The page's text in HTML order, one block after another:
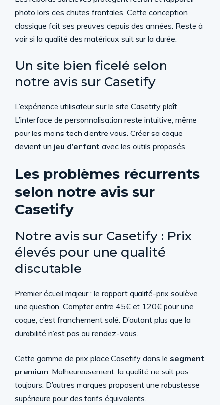
photo lors des chutes frontales. Cette conception
classique fait ses preuves depuis des années. Reste à
voir si la qualité des matériaux suit sur la durée.
Un site bien ficelé selon
notre avis sur Casetify
L’expérience utilisateur sur le site Casetify plaît.
L’interface de personnalisation reste intuitive, même
pour les moins tech d’entre vous. Créer sa coque
devient un jeu d’enfant avec les outils proposés.
Les problèmes récurrents
selon notre avis sur
Casetify
Notre avis sur Casetify : Prix
élevés pour une qualité
discutable
Premier écueil majeur : le rapport qualité-prix soulève
une question. Compter entre 45€ et 120€ pour une
coque, c’est franchement salé. D’autant plus que la
durabilité n’est pas au rendez-vous.
Cette gamme de prix place Casetify dans le segment
premium. Malheureusement, la qualité ne suit pas
toujours. D’autres marques proposent une robustesse
supérieure pour des tarifs équivalents.